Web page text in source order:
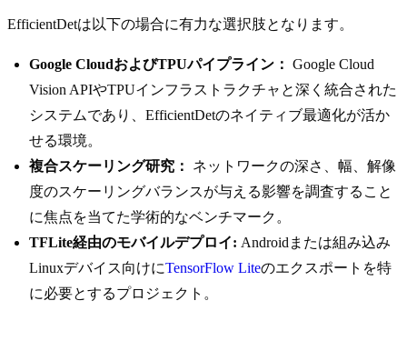
EfficientDetは以下の場合に有力な選択肢となります。
Google CloudおよびTPUパイプライン： Google Cloud
Vision APIやTPUインフラストラクチャと深く統合された
システムであり、EfficientDetのネイティブ最適化が活か
せる環境。
複合スケーリング研究：
ネットワークの深さ、幅、解像
度のスケーリングバランスが与える影響を調査すること
に焦点を当てた学術的なベンチマーク。
TFLite経由のモバイルデプロイ: Androidまたは組み込み
Linuxデバイス向けにTensorFlow Liteのエクスポートを特
に必要とするプロジェクト。